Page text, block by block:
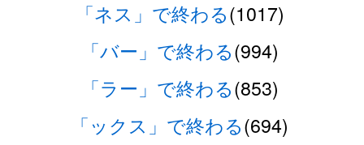
「ネス」で終わる(1017)
「バー」で終わる(994)
「ラー」で終わる(853)
「ックス」で終わる(694)